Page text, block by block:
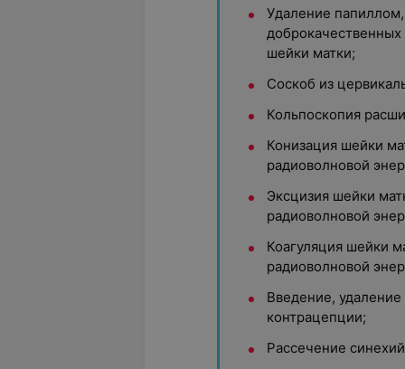
Удаление
шейки матки;
Соскоб из
Кольпоскопия
Конизация шейки
радиоволновой
Эксцизия шейки
радиоволновой
Коагуляция шейки
радиоволновой
Введение,
контрацепции;
Рассечение